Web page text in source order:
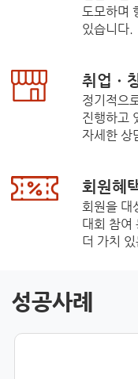
도모하며
있습니다.
취업ㆍ
정기적으
진행하고
자세한 상
회원혜
회원을 대
대회 참여
더 가치
성공사례